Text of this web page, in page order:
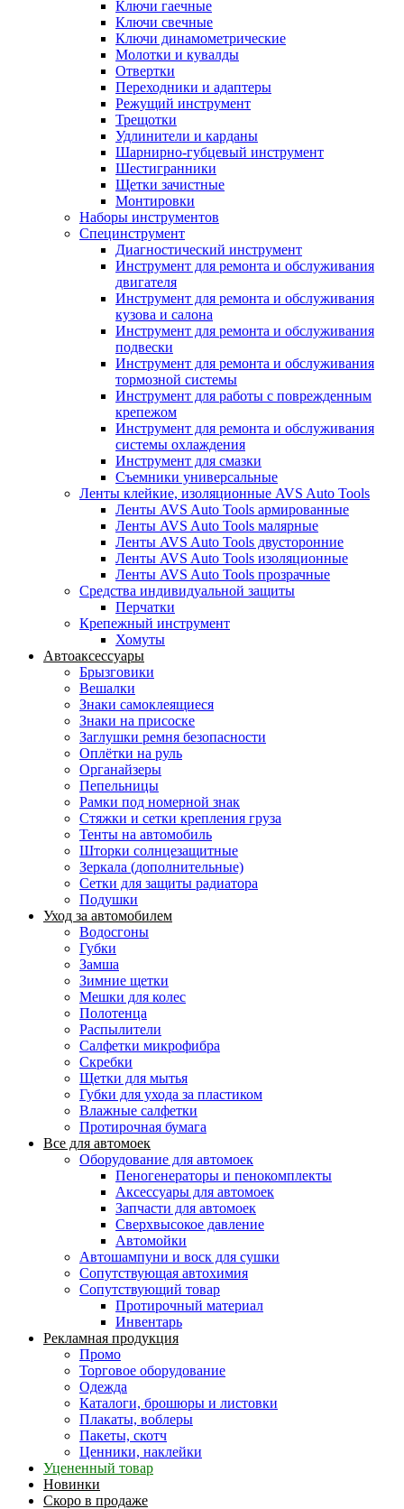
Ключи гаечные
Ключи свечные
Ключи динамометрические
Молотки и кувалды
Отвертки
Переходники и адаптеры
Режущий инструмент
Трещотки
Удлинители и карданы
Шарнирно-губцевый инструмент
Шестигранники
Щетки зачистные
Монтировки
Наборы инструментов
Специнструмент
Диагностический инструмент
Инструмент для ремонта и обслуживания
двигателя
Инструмент для ремонта и обслуживания
кузова и салона
Инструмент для ремонта и обслуживания
подвески
Инструмент для ремонта и обслуживания
тормозной системы
Инструмент для работы с поврежденным
крепежом
Инструмент для ремонта и обслуживания
системы охлаждения
Инструмент для смазки
Съемники универсальные
Ленты клейкие, изоляционные AVS Auto Tools
Ленты AVS Auto Tools армированные
Ленты AVS Auto Tools малярные
Ленты AVS Auto Tools двусторонние
Ленты AVS Auto Tools изоляционные
Ленты AVS Auto Tools прозрачные
Средства индивидуальной защиты
Перчатки
Крепежный инструмент
Хомуты
Автоаксессуары
Брызговики
Вешалки
Знаки самоклеящиеся
Знаки на присоске
Заглушки ремня безопасности
Оплётки на руль
Органайзеры
Пепельницы
Рамки под номерной знак
Стяжки и сетки крепления груза
Тенты на автомобиль
Шторки солнцезащитные
Зеркала (дополнительные)
Сетки для защиты радиатора
Подушки
Уход за автомобилем
Водосгоны
Губки
Замша
Зимние щетки
Мешки для колес
Полотенца
Распылители
Салфетки микрофибра
Скребки
Щетки для мытья
Губки для ухода за пластиком
Влажные салфетки
Протирочная бумага
Все для автомоек
Оборудование для автомоек
Пеногенераторы и пенокомплекты
Аксессуары для автомоек
Запчасти для автомоек
Сверхвысокое давление
Автомойки
Автошампуни и воск для сушки
Сопутствующая автохимия
Сопутствующий товар
Протирочный материал
Инвентарь
Рекламная продукция
Промо
Торговое оборудование
Одежда
Каталоги, брошюры и листовки
Плакаты, воблеры
Пакеты, скотч
Ценники, наклейки
Уцененный товар
Новинки
Скоро в продаже